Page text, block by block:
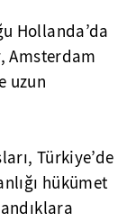
Hollanda’da
Amsterdam
uzun
Türkiye’de
hükümet